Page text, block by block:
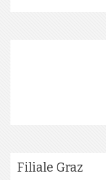
Filiale Graz